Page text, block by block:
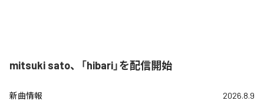
mitsuki sato、「hibari」を配信開始
新曲情報 2026.8.9